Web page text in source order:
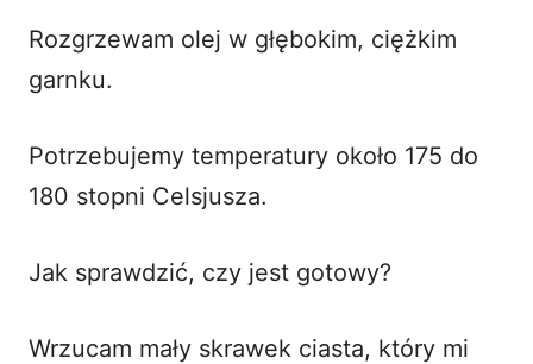
Rozgrzewam olej w głębokim, ciężkim
garnku.
Potrzebujemy temperatury około 175 do
180 stopni Celsjusza.
Jak sprawdzić, czy jest gotowy?
Wrzucam mały skrawek ciasta, który mi